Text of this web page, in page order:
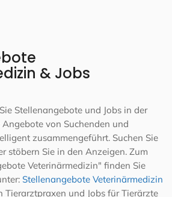
& Jobs
Stellenangebote und Jobs in der
von Suchenden und
zusammengeführt. Suchen Sie
stöbern Sie in den Anzeigen. Zum
Veterinärmedizin" finden Sie
Stellenangebote Veterinärmedizin
Tierarztpraxen und Jobs für Tierärzte